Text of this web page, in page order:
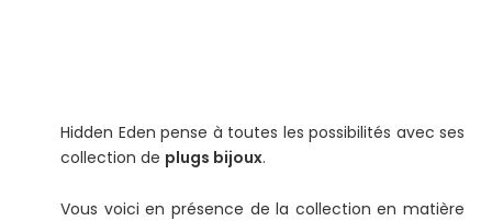
Hidden Eden pense à toutes les possibilités avec ses
collection de plugs bijoux.
Vous voici en présence de la collection en matière